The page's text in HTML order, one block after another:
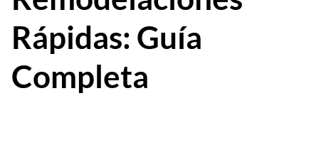
Rápidas: Guía
Completa